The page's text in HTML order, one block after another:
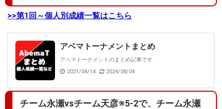
>>第1回～個人別成績一覧はこちら
アベマトーナメントまとめ
アベマトーナメントのまとめ記事です
2021/04/14
2024/08/04
チーム永瀬vsチーム天彦※5-2で、チーム永瀬